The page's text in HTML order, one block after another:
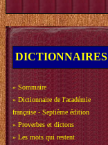
DICTIONNAIRES
» Sommaire
» Dictionnaire de l'académie
française - Septième édition
» Proverbes et dictons
» Les mots qui restent